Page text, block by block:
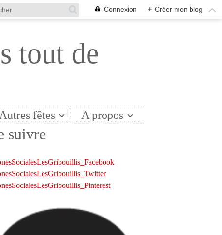
Connexion + Créer mon blog
tout de
Autres fêtes A propos
suivre